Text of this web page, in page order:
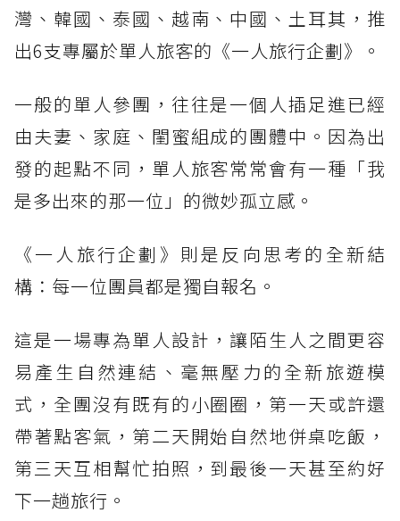
灣、韓國、泰國、越南、中國、土耳其，推
出6支專屬於單人旅客的《一人旅行企劃》。
一般的單人參團，往往是一個人插足進已經
由夫妻、家庭、閨蜜組成的團體中。因為出
發的起點不同，單人旅客常常會有一種「我
是多出來的那一位」的微妙孤立感。
《一人旅行企劃》則是反向思考的全新結
構：每一位團員都是獨自報名。
這是一場專為單人設計，讓陌生人之間更容
易產生自然連結、毫無壓力的全新旅遊模
式，全團沒有既有的小圈圈，第一天或許還
帶著點客氣，第二天開始自然地併桌吃飯，
第三天互相幫忙拍照，到最後一天甚至約好
下一趟旅行。